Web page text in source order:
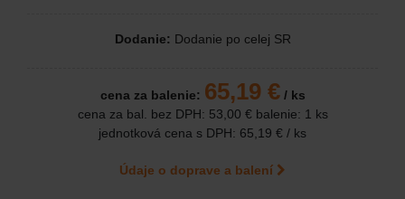
Dodanie: Dodanie po celej SR
cena za balenie: 65,19 €/ ks
cena za bal. bez DPH: 53,00 € balenie: 1 ks
jednotková cena s DPH: 65,19 € / ks
Údaje o doprave a balení